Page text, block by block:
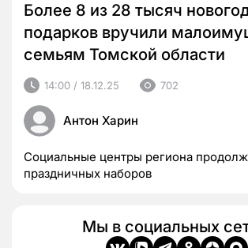
Более 8 из 28 тысяч
подарков вручили
семьям Томской области
14:00 / 18.12.25 702
Антон Харин
Социальные центры региона
праздничных наборов
Мы в социальных